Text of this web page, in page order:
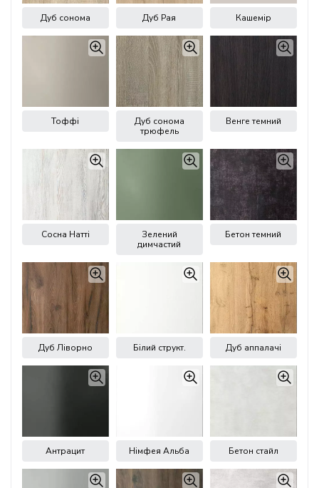
Дуб сонома Дуб Рая Кашемір
Тоффі
Дуб сонома
трюфель
Венге темний
Сосна Натті
Зелений
димчастий
Бетон темний
Дуб Ліворно Білий структ. Дуб аппалачі
Антрацит Німфея Альба Бетон стайл